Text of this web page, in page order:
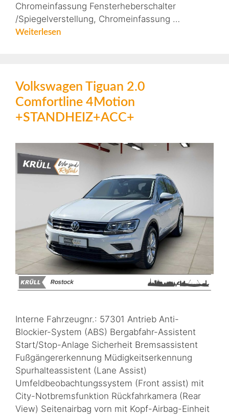
Chromeinfassung Fensterheberschalter
/Spiegelverstellung, Chromeinfassung …
Weiterlesen
Volkswagen Tiguan 2.0
Comfortline 4Motion
+STANDHEIZ+ACC+
Interne Fahrzeugnr.: 57301 Antrieb Anti-
Blockier-System (ABS) Bergabfahr-Assistent
Start/Stop-Anlage Sicherheit Bremsassistent
Fußgängererkennung Müdigkeitserkennung
Spurhalteassistent (Lane Assist)
Umfeldbeobachtungssystem (Front assist) mit
City-Notbremsfunktion Rückfahrkamera (Rear
View) Seitenairbag vorn mit Kopf-Airbag-Einheit